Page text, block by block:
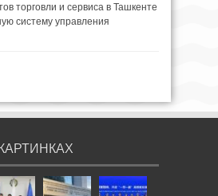
торговли и сервиса в Ташкенте
систему управления